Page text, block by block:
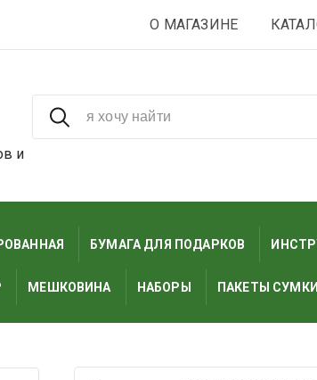
О МАГАЗИНЕ
и
БУМАГА ДЛЯ ПОДАРКОВ
МЕШКОВИНА НАБОРЫ ПАКЕТЫ